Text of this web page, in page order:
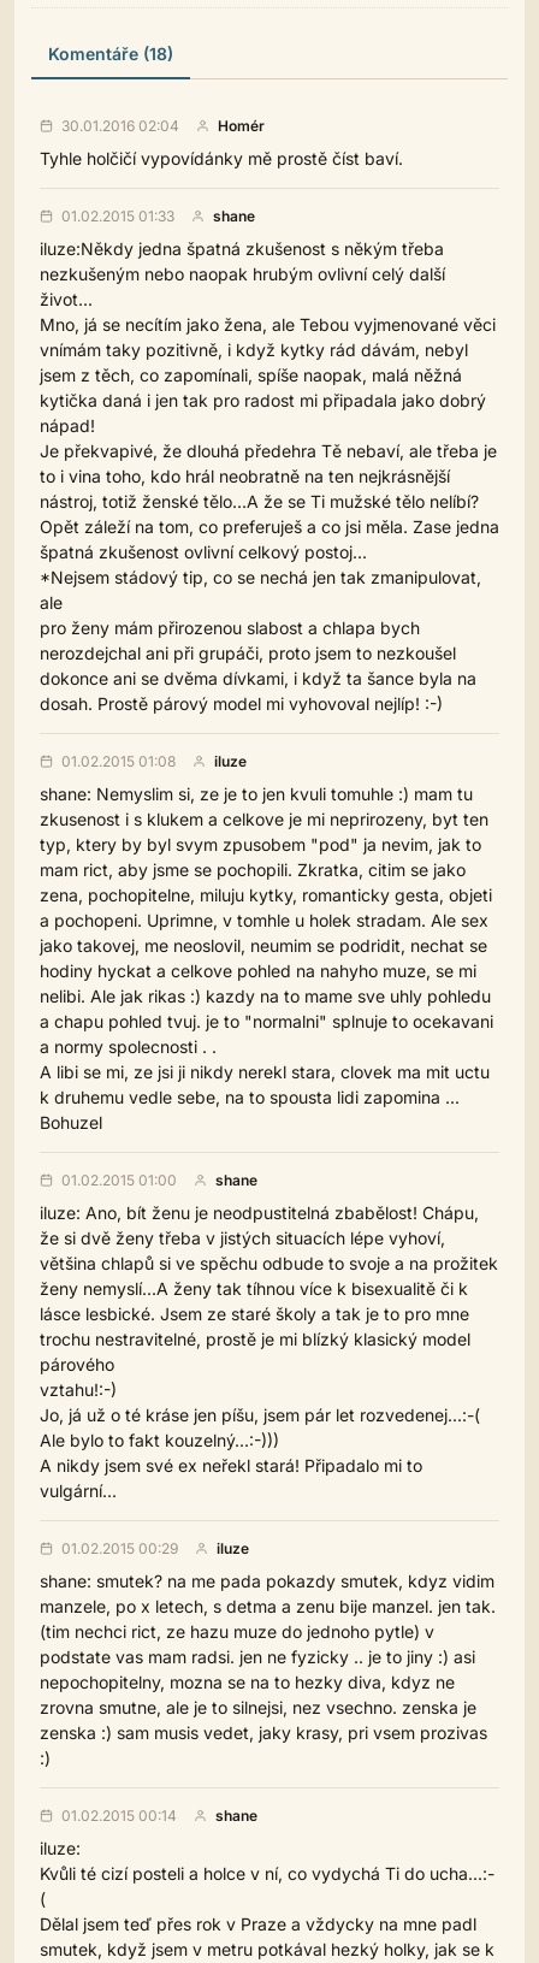
Komentáře (18)
30.01.2016 02:04 Homér
Tyhle holčičí vypovídánky mě prostě číst baví.
01.02.2015 01:33 shane
iluze:Někdy jedna špatná zkušenost s někým třeba
nezkušeným nebo naopak hrubým ovlivní celý další
život...
Mno, já se necítím jako žena, ale Tebou vyjmenované věci
vnímám taky pozitivně, i když kytky rád dávám, nebyl
jsem z těch, co zapomínali, spíše naopak, malá něžná
kytička daná i jen tak pro radost mi připadala jako dobrý
nápad!
Je překvapivé, že dlouhá předehra Tě nebaví, ale třeba je
to i vina toho, kdo hrál neobratně na ten nejkrásnější
nástroj, totiž ženské tělo...A že se Ti mužské tělo nelíbí?
Opět záleží na tom, co preferuješ a co jsi měla. Zase jedna
špatná zkušenost ovlivní celkový postoj...
*Nejsem stádový tip, co se nechá jen tak zmanipulovat,
ale
pro ženy mám přirozenou slabost a chlapa bych
nerozdejchal ani při grupáči, proto jsem to nezkoušel
dokonce ani se dvěma dívkami, i když ta šance byla na
dosah. Prostě párový model mi vyhovoval nejlíp! :-)
01.02.2015 01:08 iluze
shane: Nemyslim si, ze je to jen kvuli tomuhle :) mam tu
zkusenost i s klukem a celkove je mi neprirozeny, byt ten
typ, ktery by byl svym zpusobem "pod" ja nevim, jak to
mam rict, aby jsme se pochopili. Zkratka, citim se jako
zena, pochopitelne, miluju kytky, romanticky gesta, objeti
a pochopeni. Uprimne, v tomhle u holek stradam. Ale sex
jako takovej, me neoslovil, neumim se podridit, nechat se
hodiny hyckat a celkove pohled na nahyho muze, se mi
nelibi. Ale jak rikas :) kazdy na to mame sve uhly pohledu
a chapu pohled tvuj. je to "normalni" splnuje to ocekavani
a normy spolecnosti . .
A libi se mi, ze jsi ji nikdy nerekl stara, clovek ma mit uctu
k druhemu vedle sebe, na to spousta lidi zapomina ...
Bohuzel
01.02.2015 01:00 shane
iluze: Ano, bít ženu je neodpustitelná zbabělost! Chápu,
že si dvě ženy třeba v jistých situacích lépe vyhoví,
většina chlapů si ve spěchu odbude to svoje a na prožitek
ženy nemyslí...A ženy tak tíhnou více k bisexualitě či k
lásce lesbické. Jsem ze staré školy a tak je to pro mne
trochu nestravitelné, prostě je mi blízký klasický model
párového
vztahu!:-)
Jo, já už o té kráse jen píšu, jsem pár let rozvedenej...:-(
Ale bylo to fakt kouzelný...:-)))
A nikdy jsem své ex neřekl stará! Připadalo mi to
vulgární...
01.02.2015 00:29 iluze
shane: smutek? na me pada pokazdy smutek, kdyz vidim
manzele, po x letech, s detma a zenu bije manzel. jen tak.
(tim nechci rict, ze hazu muze do jednoho pytle) v
podstate vas mam radsi. jen ne fyzicky .. je to jiny :) asi
nepochopitelny, mozna se na to hezky diva, kdyz ne
zrovna smutne, ale je to silnejsi, nez vsechno. zenska je
zenska :) sam musis vedet, jaky krasy, pri vsem prozivas
:)
01.02.2015 00:14 shane
iluze:
Kvůli té cizí posteli a holce v ní, co vydychá Ti do ucha...:-
(
Dělal jsem teď přes rok v Praze a vždycky na mne padl
smutek, když jsem v metru potkával hezký holky, jak se k